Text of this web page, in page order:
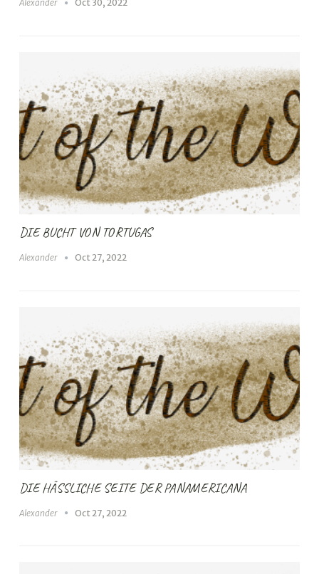
Alexander Oct 30, 2022
DIE BUCHT VON TORTUGAS
Alexander Oct 27, 2022
DIE HÄSSLICHE SEITE DER PANAMERICANA
Alexander Oct 27, 2022